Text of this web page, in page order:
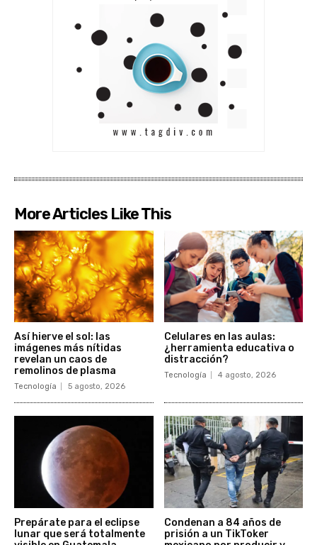
More Articles Like This
Así hierve el sol: las
imágenes más nítidas
revelan un caos de
remolinos de plasma
Tecnología 5 agosto, 2026
Celulares en las aulas:
¿herramienta educativa o
distracción?
Tecnología 4 agosto, 2026
Prepárate para el eclipse
lunar que será totalmente
Condenan a 84 años de
prisión a un TikToker